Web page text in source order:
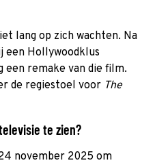
lang op zich wachten. Na
een Hollywoodklus
een remake van die film.
de regiestoel voor The
te zien?
november 2025 om